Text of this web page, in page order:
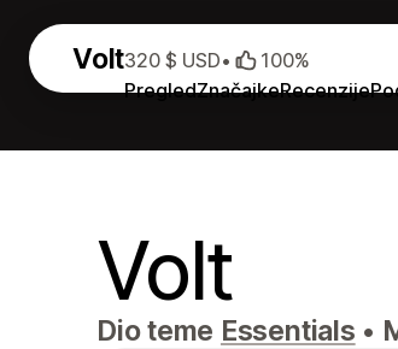
Volt
PregledZnačajkeRecenzije
320 $ USD• 100%
Volt
Dio teme Essentials •